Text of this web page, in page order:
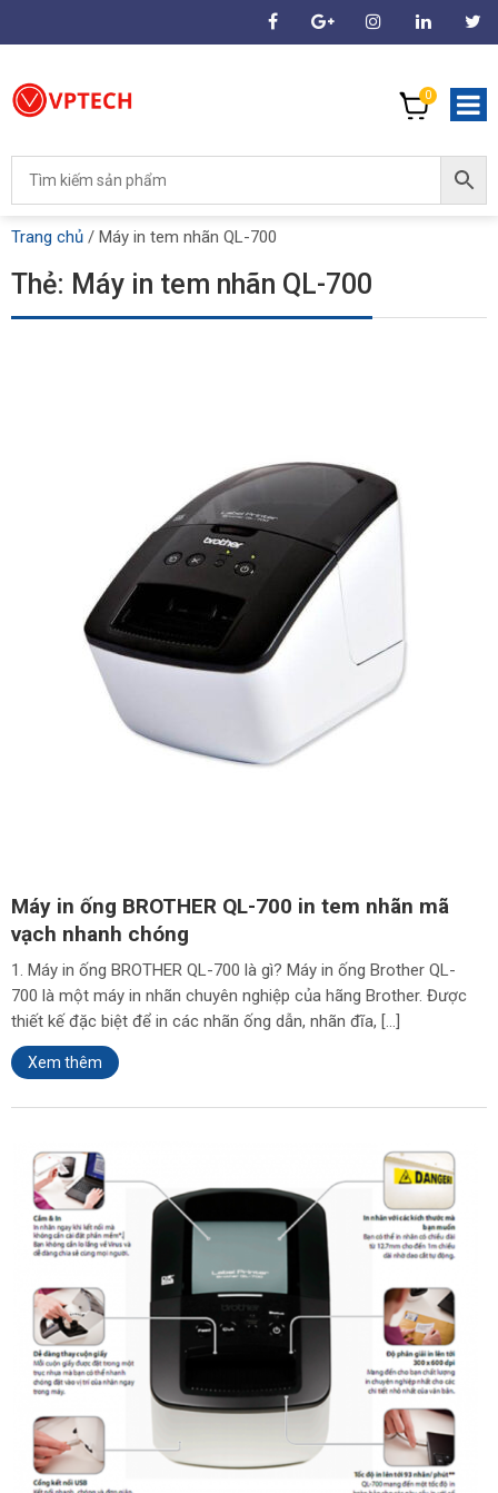
0
Trang chủ / Máy in tem nhãn QL-700
Thẻ: Máy in tem nhãn QL-700
Máy in ống BROTHER QL-700 in tem nhãn mã
vạch nhanh chóng
1. Máy in ống BROTHER QL-700 là gì? Máy in ống Brother QL-
700 là một máy in nhãn chuyên nghiệp của hãng Brother. Được
thiết kế đặc biệt để in các nhãn ống dẫn, nhãn đĩa, […]
Xem thêm